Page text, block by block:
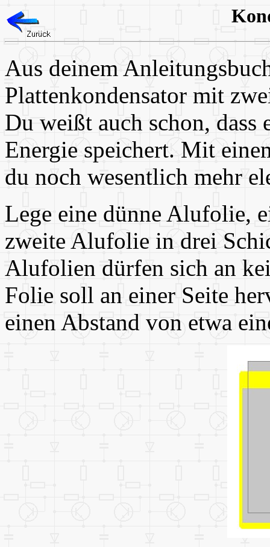
Aus deinem
Plattenkondensator mit
Du weißt auch schon, dass
Energie speichert. Mit
du noch wesentlich mehr
Lege eine dünne Alufolie,
zweite Alufolie in drei
Alufolien dürfen sich an
Folie soll an einer Seite
einen Abstand von etwa